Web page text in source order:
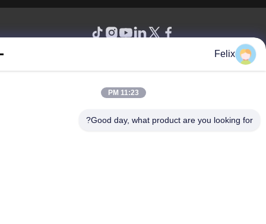
Reserved.
Felix
11:23 PM
Good day, what product are you looking